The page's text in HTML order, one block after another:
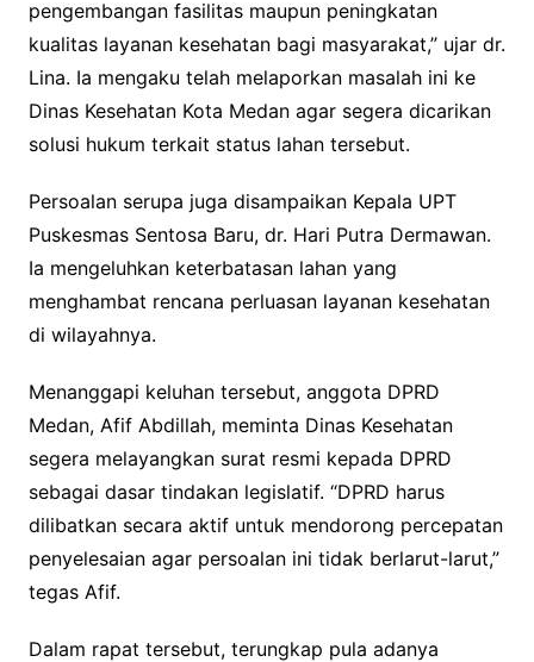
pengembangan fasilitas maupun peningkatan
kualitas layanan kesehatan bagi masyarakat,” ujar dr.
Lina. Ia mengaku telah melaporkan masalah ini ke
Dinas Kesehatan Kota Medan agar segera dicarikan
solusi hukum terkait status lahan tersebut.
Persoalan serupa juga disampaikan Kepala UPT
Puskesmas Sentosa Baru, dr. Hari Putra Dermawan.
Ia mengeluhkan keterbatasan lahan yang
menghambat rencana perluasan layanan kesehatan
di wilayahnya.
Menanggapi keluhan tersebut, anggota DPRD
Medan, Afif Abdillah, meminta Dinas Kesehatan
segera melayangkan surat resmi kepada DPRD
sebagai dasar tindakan legislatif. “DPRD harus
dilibatkan secara aktif untuk mendorong percepatan
penyelesaian agar persoalan ini tidak berlarut-larut,”
tegas Afif.
Dalam rapat tersebut, terungkap pula adanya